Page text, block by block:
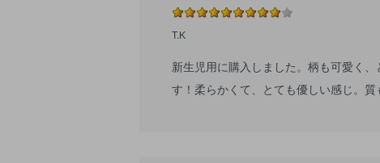
T.K
新生児用に購入しました。柄も可愛く
す！柔らかくて、とても優しい感じ。